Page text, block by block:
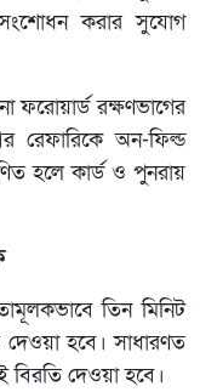
করার সুযোগ
ফরোয়ার্ড রক্ষণভাগের
অন-ফিল্ড
হলে কার্ড ও পুনরায়
তিন মিনিট
দেওয়া হবে। সাধারণত
বিরতি দেওয়া হবে।